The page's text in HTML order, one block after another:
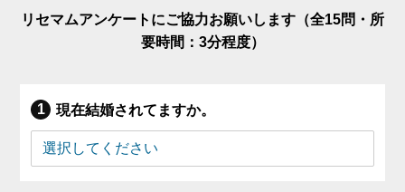
リセマムアンケートにご協力お願いします（全15問・所
要時間：3分程度）
現在結婚されてますか。